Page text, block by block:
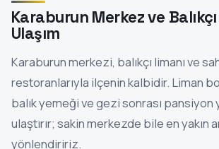
Karaburun Merkez ve
Ulaşım
Karaburun merkezi, balıkçı limanı ve
restoranlarıyla ilçenin kalbidir. Liman
balık yemeği ve gezi sonrası pansiyon
ulaştırır; sakin merkezde bile en yakın
yönlendiririz.